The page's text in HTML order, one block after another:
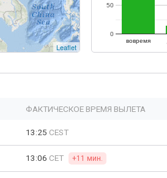
Leaflet
вовремя
0
50
ФАКТИЧЕСКОЕ ВРЕМЯ ВЫЛЕТА
13:25 CEST
13:06 CET +11 мин.